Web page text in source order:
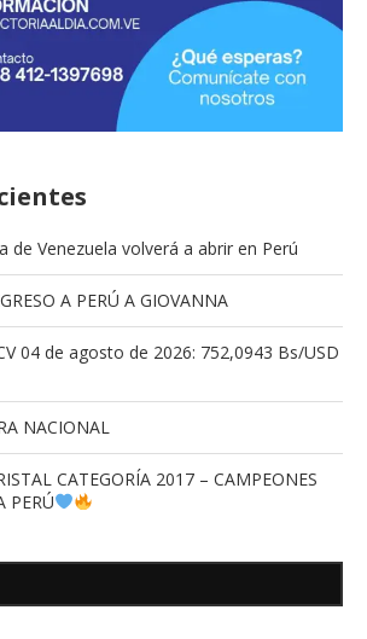
de Venezuela volverá a abrir en Perú
A PERÚ A GIOVANNA
04 de agosto de 2026: 752,0943 Bs/USD
NACIONAL
CATEGORÍA 2017 – CAMPEONES
PERÚ